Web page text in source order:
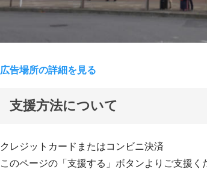
広告場所の詳細を見る
支援方法について
クレジットカードまたはコンビニ決済
このページの「支援する」ボタンよりご支援く